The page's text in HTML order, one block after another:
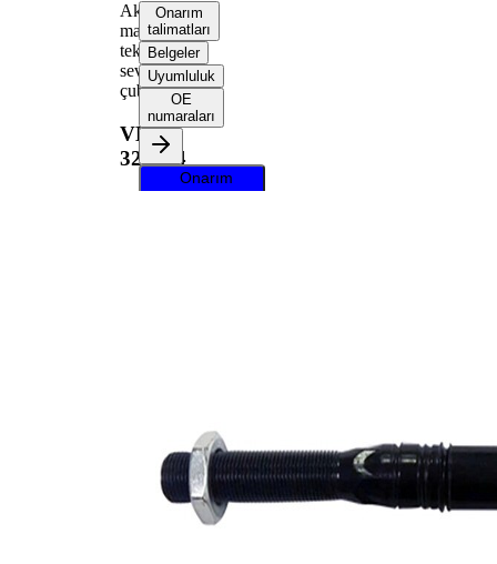
Aksiyel
mafsal,
tekerlek
sevk
çubuğu
VKDY
327004
Onarım
talimatları
Belgeler
Uyumluluk
OE
numaraları
Onarım